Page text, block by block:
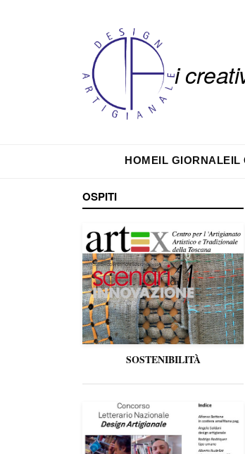
i
HOMEIL GIORNALEIL
OSPITI
SOSTENIBILITÀ